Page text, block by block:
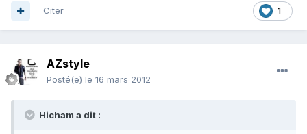
1
Citer
AZstyle
Posté(e) le 16 mars 2012
Hicham a dit :